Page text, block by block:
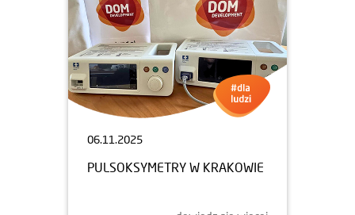
06.11.2025
PULSOKSYMETRY W KRAKOWIE